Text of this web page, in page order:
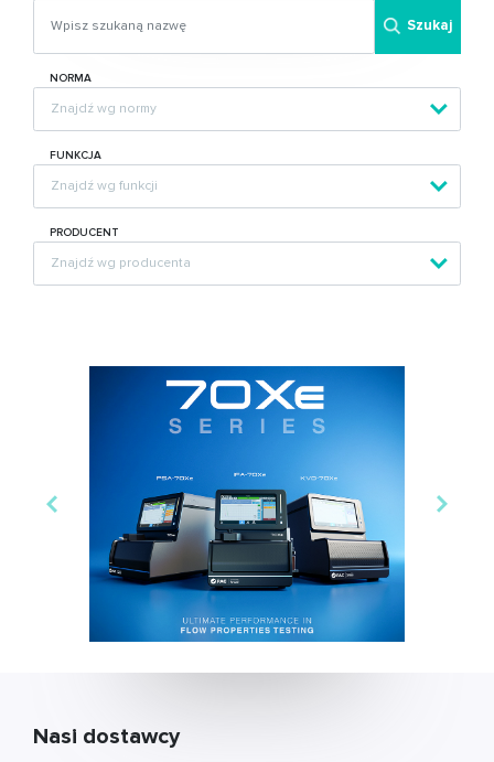
Szukaj
NORMA
FUNKCJA
PRODUCENT
Nasi dostawcy